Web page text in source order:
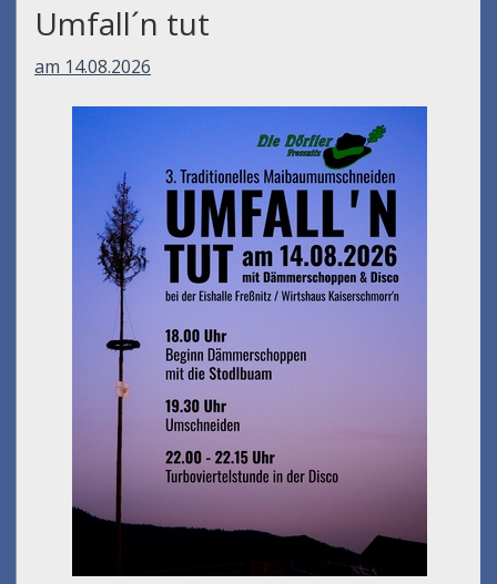
Umfall´n tut
am 14.08.2026